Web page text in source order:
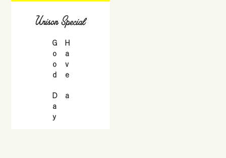
Have a
Good Day